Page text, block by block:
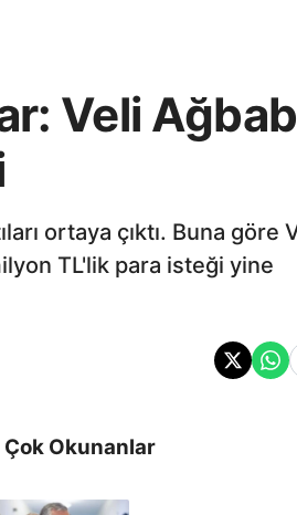
Veli
ortaya çıktı. Buna göre
TL'lik para isteği yine
Çok Okunanlar